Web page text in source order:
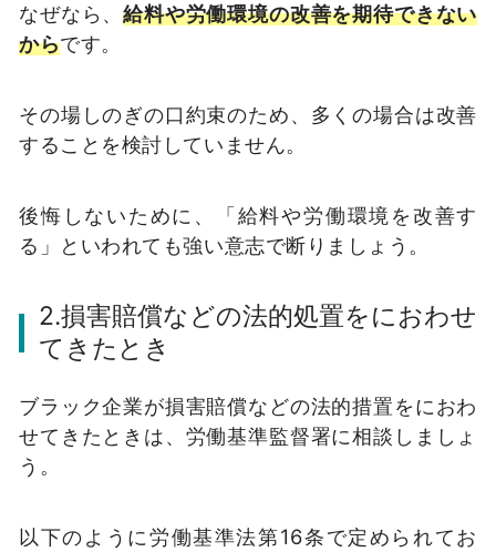
なぜなら、給料や労働環境の改善を期待できない
からです。
その場しのぎの口約束のため、多くの場合は改善
することを検討していません。
後悔しないために、「給料や労働環境を改善す
る」といわれても強い意志で断りましょう。
2.損害賠償などの法的処置をにおわせ
てきたとき
ブラック企業が損害賠償などの法的措置をにおわ
せてきたときは、労働基準監督署に相談しましょ
う。
以下のように労働基準法第16条で定められてお